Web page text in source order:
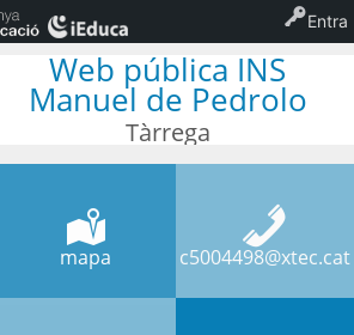
Web pública INS
Manuel de Pedrolo
Tàrrega
mapa c5004498@xtec.cat
Entra